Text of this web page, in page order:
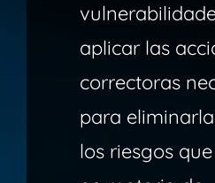
aplicar las
correctoras
para
los riesgos